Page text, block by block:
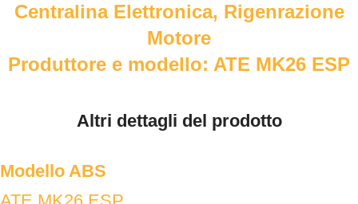
Centralina Elettronica, Rigenrazione
Motore
Produttore e modello: ATE MK26 ESP
Altri dettagli del prodotto
Modello ABS